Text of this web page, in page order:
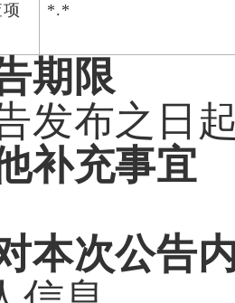
*.*
期限
发布之日
补充事宜
本次公告